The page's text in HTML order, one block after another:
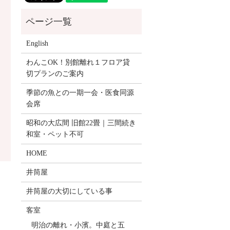
English
わんこOK！別館離れ１フロア貸
切プランのご案内
季節の魚との一期一会・医食同源
会席
昭和の大広間 旧館22畳｜三間続き
和室・ペット不可
HOME
井筒屋
井筒屋の大切にしている事
客室
明治の離れ・小濱。中庭と五